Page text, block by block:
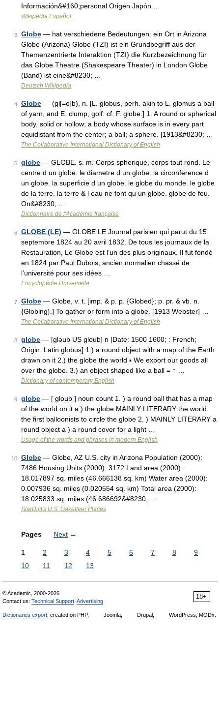
Información&#160;personal Origen Japón …
Wikipedia Español
3 Globe — hat verschiedene Bedeutungen: ein Ort in Arizona
Globe (Arizona) Globe (TZI) ist ein Grundbegriff aus der
Themenzentrierte Interaktion (TZI) die Kurzbezeichnung für
das Globe Theatre (Shakespeare Theater) in London Globe
(Band) ist eine&#8230; …
Deutsch Wikipedia
4 Globe — (gl[=o]b), n. [L. globus, perh. akin to L. glomus a ball
of yarn, and E. clump, golf: cf. F. globe.] 1. A round or spherical
body, solid or hollow; a body whose surface is in every part
equidistant from the center; a ball; a sphere. [1913&#8230; …
The Collaborative International Dictionary of English
5 globe — GLOBE. s. m. Corps spherique, corps tout rond. Le
centre d un globe. le diametre d un globe. la circonference d
un globe. la superficie d un globe. le globe du monde. le globe
de la terre. la terre & l eau ne font qu un globe. globe de feu.
On&#8230; …
Dictionnaire de l'Académie française
6 GLOBE (LE) — GLOBE LE Journal parisien qui parut du 15
septembre 1824 au 20 avril 1832. De tous les journaux de la
Restauration, Le Globe est l’un des plus originaux. Il fut fondé
en 1824 par Paul Dubois, ancien normalien chassé de
l’université pour ses idées …
Encyclopédie Universelle
7 Globe — Globe, v. t. [imp. & p. p. {Globed}; p. pr. & vb. n.
{Globing}.] To gather or form into a globe. [1913 Webster] …
The Collaborative International Dictionary of English
8 globe — [gləub US gloub] n [Date: 1500 1600; : French;
Origin: Latin globus] 1.) a round object with a map of the Earth
drawn on it 2.) the globe the world ▪ We export our goods all
over the globe. 3.) an object shaped like a ball = ↑ …
Dictionary of contemporary English
9 globe — [ gloub ] noun count 1. ) a round ball that has a map
of the world on it a ) the globe MAINLY LITERARY the world:
the first balloonists to circle the globe 2. ) MAINLY LITERARY a
round object a ) a round cover for a light …
Usage of the words and phrases in modern English
10 Globe — Globe, AZ U.S. city in Arizona Population (2000):
7486 Housing Units (2000): 3172 Land area (2000):
18.017897 sq. miles (46.666138 sq. km) Water area (2000):
0.007936 sq. miles (0.020554 sq. km) Total area (2000):
18.025833 sq. miles (46.686692&#8230; …
StarDict's U.S. Gazetteer Places
Pages Next →
1 2 3 4 5 6 7 8
9
10
11 12 13
18+
© Academic, 2000-2026
Contact us: Technical Support Advertising
Dictionaries export , created on PHP, Joomla, Drupal, WordPress, MODx.